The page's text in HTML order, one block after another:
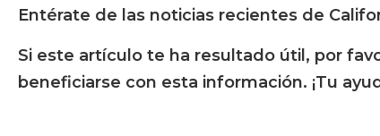
Entérate de las noticias recientes de
Si este artículo te ha resultado útil, por
beneficiarse con esta información. ¡Tu